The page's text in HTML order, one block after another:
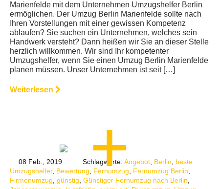
Marienfelde mit dem Unternehmen Umzugshelfer Berlin
ermöglichen. Der Umzug Berlin Marienfelde sollte nach
Ihren Vorstellungen mit einer gewissen Kompetenz
ablaufen? Sie suchen ein Unternehmen, welches sein
Handwerk versteht? Dann heißen wir Sie an dieser Stelle
herzlich willkommen. Wir sind Ihr kompetenter
Umzugshelfer, wenn Sie einen Umzug Berlin Marienfelde
planen müssen. Unser Unternehmen ist seit […]
Weiterlesen
08 Feb., 2019 Schlagworte: Angebot Berlin
beste
Umzugshelfer, Bewertung Fernumzug Fernumzug Berlin
Firmenumzug günstig Günstiger Fernumzug nach Berlin